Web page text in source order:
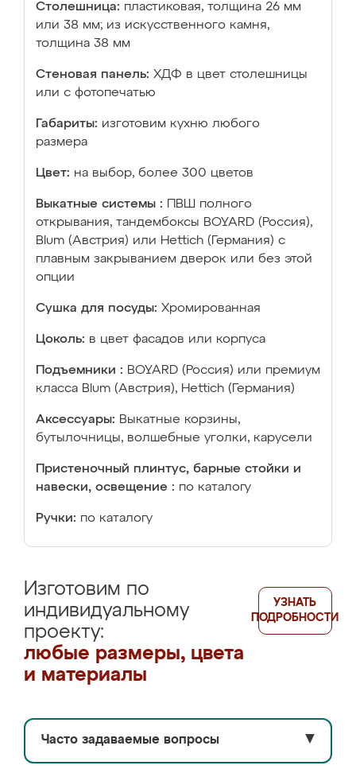
Столешница: пластиковая, толщина 26 мм
или 38 мм; из искусственного камня,
толщина 38 мм
Стеновая панель: ХДФ в цвет столешницы
или с фотопечатью
Габариты: изготовим кухню любого
размера
Цвет: на выбор, более 300 цветов
Выкатные системы :
ПВШ полного
открывания, тандембоксы BOYARD (Россия),
Blum (Австрия) или Hettich (Германия) с
плавным закрыванием дверок или без этой
опции
Сушка для посуды: Хромированная
Цоколь: в цвет фасадов или корпуса
Подъемники : BOYARD (Россия) или премиум
класса Blum (Австрия), Hettich (Германия)
Аксессуары: Выкатные корзины,
бутылочницы, волшебные уголки, карусели
Пристеночный плинтус, барные стойки и
навески, освещение : по каталогу
Ручки: по каталогу
Изготовим по
индивидуальному
проекту:
любые размеры, цвета
и материалы
УЗНАТЬ
ПОДРОБНОСТИ
Часто задаваемые вопросы ▼